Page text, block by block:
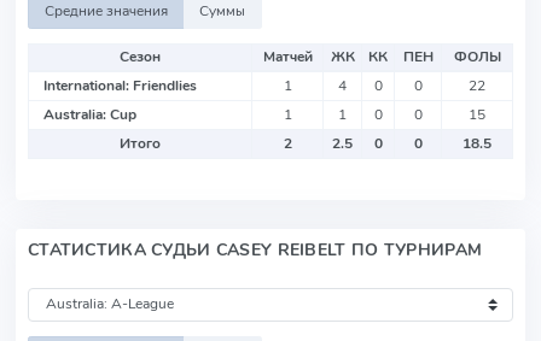
Средние значения Суммы
Сезон Матчей ЖК КК ПЕН
ФОЛЫ
International: Friendlies
1 4 0 0
22
Australia: Cup
1 1 0 0
15
Итого
2 2.5 0 0 18.5
СТАТИСТИКА СУДЬИ CASEY REIBELT ПО ТУРНИРАМ